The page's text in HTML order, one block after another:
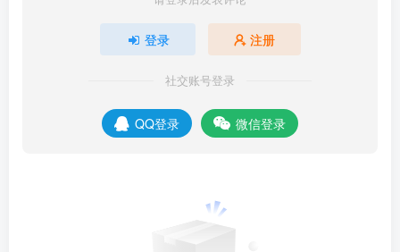
登录 注册
社交账号登录
QQ登录 微信登录